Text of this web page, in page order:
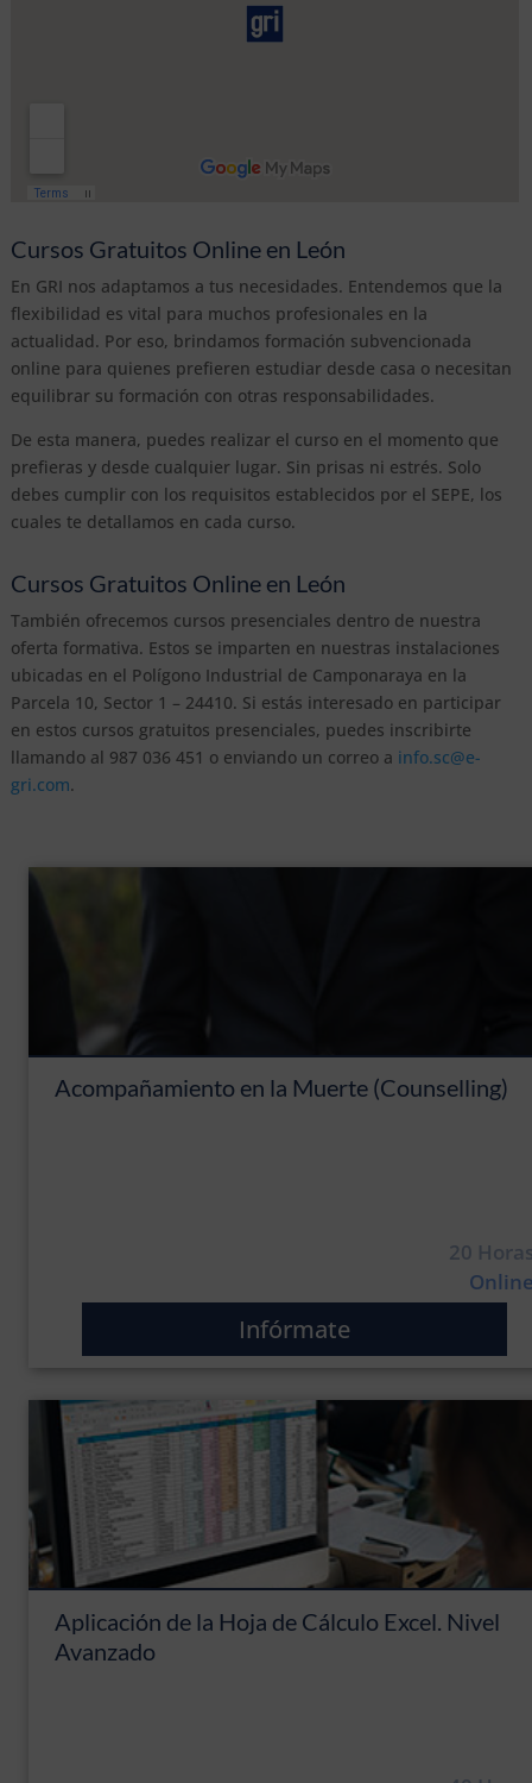
Cursos Gratuitos Online en León
En GRI nos adaptamos a tus necesidades. Entendemos que la
flexibilidad es vital para muchos profesionales en la
actualidad. Por eso, brindamos formación subvencionada
online para quienes prefieren estudiar desde casa o necesitan
equilibrar su formación con otras responsabilidades.
De esta manera, puedes realizar el curso en el momento que
prefieras y desde cualquier lugar. Sin prisas ni estrés. Solo
debes cumplir con los requisitos establecidos por el SEPE, los
cuales te detallamos en cada curso.
Cursos Gratuitos Online en León
También ofrecemos cursos presenciales dentro de nuestra
oferta formativa. Estos se imparten en nuestras instalaciones
ubicadas en el Polígono Industrial de Camponaraya en la
Parcela 10, Sector 1 – 24410. Si estás interesado en participar
en estos cursos gratuitos presenciales, puedes inscribirte
llamando al 987 036 451 o enviando un correo a info.sc@e-
gri.com.
Acompañamiento en la Muerte (Counselling)
20
Infórmate
Aplicación de la Hoja de Cálculo Excel. Nivel
Avanzado